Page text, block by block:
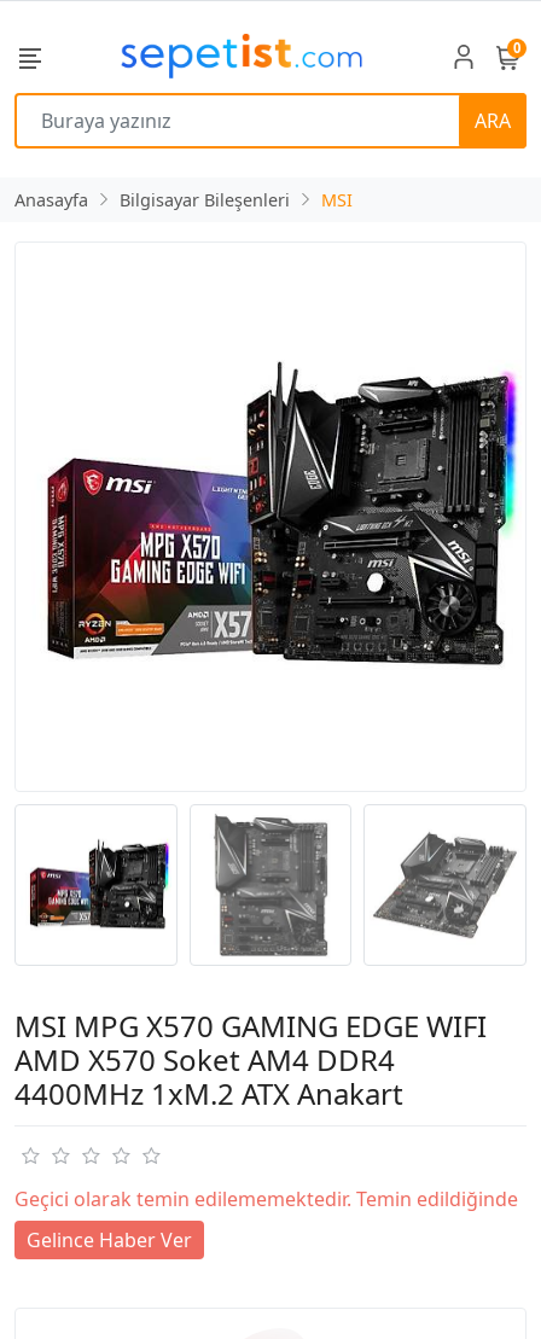
ARA
0
Anasayfa Bilgisayar Bileşenleri MSI
MSI MPG X570 GAMING EDGE WIFI
AMD X570 Soket AM4 DDR4
4400MHz 1xM.2 ATX Anakart
Geçici olarak temin edilememektedir. Temin edildiğinde
Gelince Haber Ver